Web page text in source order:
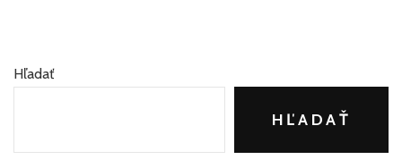
Hľadať
HĽADAŤ